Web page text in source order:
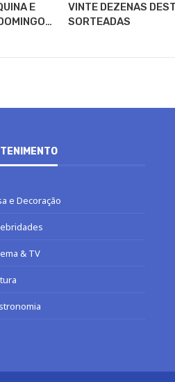
E
VINTE DEZENAS
SORTEADAS
e Decoração
& TV